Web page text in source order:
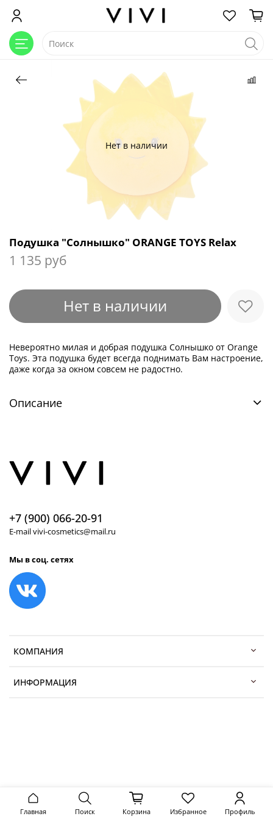
Нет в наличии
Подушка "Солнышко" ORANGE TOYS Relax
1 135 руб
Нет в наличии
Невероятно милая и добрая подушка Солнышко от Orange
Toys. Эта подушка будет всегда поднимать Вам настроение,
даже когда за окном совсем не радостно.
Описание
КОМПАНИЯ
ИНФОРМАЦИЯ
+7 (900) 066-20-91
E-mail vivi-cosmetics@mail.ru
Мы в соц. сетях
Главная Поиск Корзина Избранное Профиль